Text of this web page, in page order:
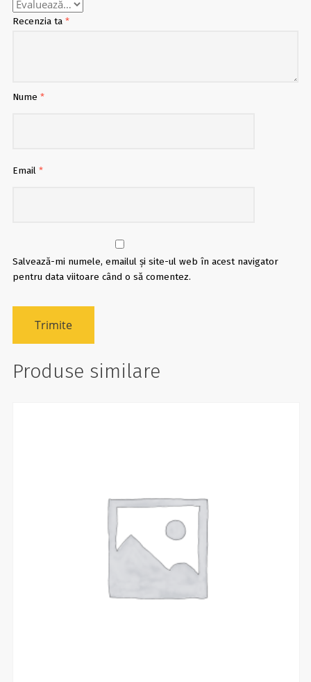
Recenzia ta *
Nume *
Email *
Salvează-mi numele, emailul și site-ul web în acest navigator
pentru data viitoare când o să comentez.
Produse similare